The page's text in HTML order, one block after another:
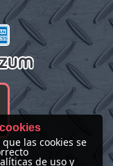
las cookies se
de uso y